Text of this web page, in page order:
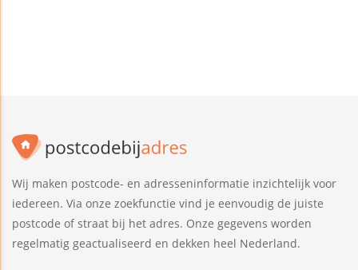
Wij maken postcode- en adresseninformatie inzichtelijk voor
iedereen. Via onze zoekfunctie vind je eenvoudig de juiste
postcode of straat bij het adres. Onze gegevens worden
regelmatig geactualiseerd en dekken heel Nederland.